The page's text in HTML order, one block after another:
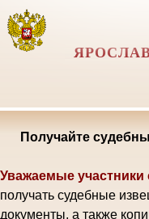
Получайте
Уважаемые
получать судебные
документы, а также